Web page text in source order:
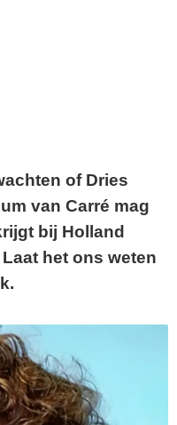
of Dries
van Carré mag
bij Holland
het ons weten